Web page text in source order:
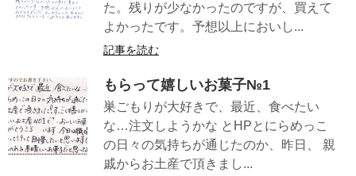
た。残りが少なかったのですが、買えて
よかったです。予想以上においし...
記事を読む
もらって嬉しいお菓子№1
巣ごもりが大好きで、最近、食べたい
な…注文しようかな とHPとにらめっこ
の日々の気持ちが通じたのか、昨日、 親
戚からお土産で頂きまし...